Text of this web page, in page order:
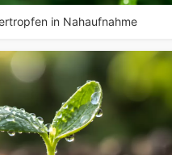
in Nahaufnahme